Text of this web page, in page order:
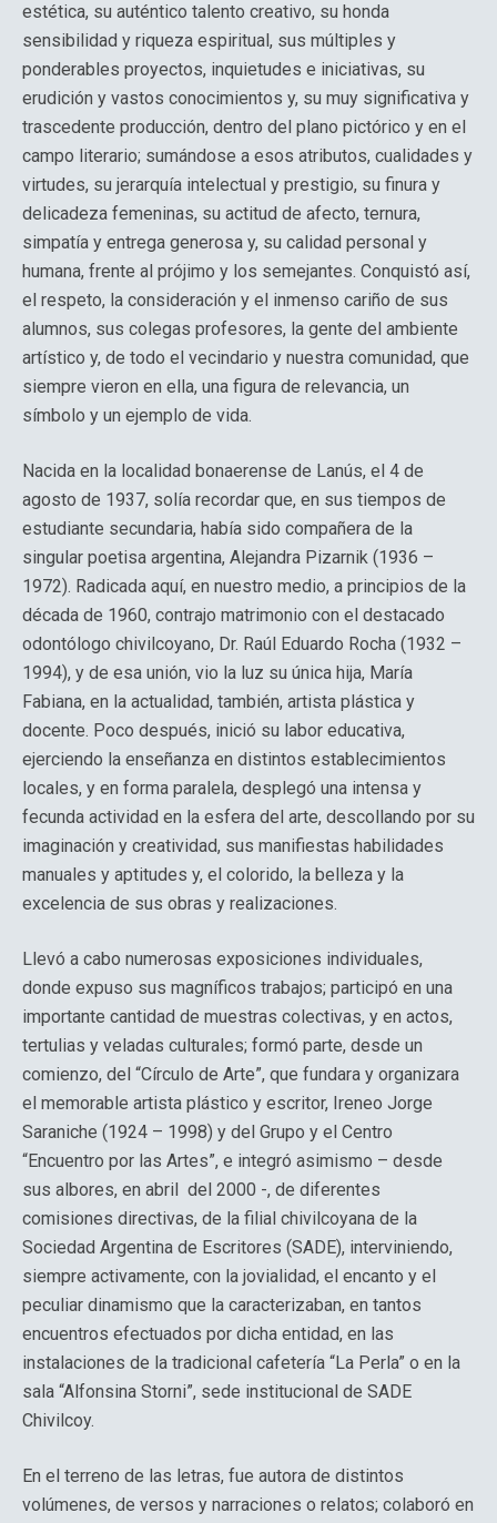
estética, su auténtico talento creativo, su honda
sensibilidad y riqueza espiritual, sus múltiples y
ponderables proyectos, inquietudes e iniciativas, su
erudición y vastos conocimientos y, su muy significativa y
trascedente producción, dentro del plano pictórico y en el
campo literario; sumándose a esos atributos, cualidades y
virtudes, su jerarquía intelectual y prestigio, su finura y
delicadeza femeninas, su actitud de afecto, ternura,
simpatía y entrega generosa y, su calidad personal y
humana, frente al prójimo y los semejantes. Conquistó así,
el respeto, la consideración y el inmenso cariño de sus
alumnos, sus colegas profesores, la gente del ambiente
artístico y, de todo el vecindario y nuestra comunidad, que
siempre vieron en ella, una figura de relevancia, un
símbolo y un ejemplo de vida.
Nacida en la localidad bonaerense de Lanús, el 4 de
agosto de 1937, solía recordar que, en sus tiempos de
estudiante secundaria, había sido compañera de la
singular poetisa argentina, Alejandra Pizarnik (1936 –
1972). Radicada aquí, en nuestro medio, a principios de la
década de 1960, contrajo matrimonio con el destacado
odontólogo chivilcoyano, Dr. Raúl Eduardo Rocha (1932 –
1994), y de esa unión, vio la luz su única hija, María
Fabiana, en la actualidad, también, artista plástica y
docente. Poco después, inició su labor educativa,
ejerciendo la enseñanza en distintos establecimientos
locales, y en forma paralela, desplegó una intensa y
fecunda actividad en la esfera del arte, descollando por su
imaginación y creatividad, sus manifiestas habilidades
manuales y aptitudes y, el colorido, la belleza y la
excelencia de sus obras y realizaciones.
Llevó a cabo numerosas exposiciones individuales,
donde expuso sus magníficos trabajos; participó en una
importante cantidad de muestras colectivas, y en actos,
tertulias y veladas culturales; formó parte, desde un
comienzo, del “Círculo de Arte”, que fundara y organizara
el memorable artista plástico y escritor, Ireneo Jorge
Saraniche (1924 – 1998) y del Grupo y el Centro
“Encuentro por las Artes”, e integró asimismo – desde
sus albores, en abril del 2000 -, de diferentes
comisiones directivas, de la filial chivilcoyana de la
Sociedad Argentina de Escritores (SADE), interviniendo,
siempre activamente, con la jovialidad, el encanto y el
peculiar dinamismo que la caracterizaban, en tantos
encuentros efectuados por dicha entidad, en las
instalaciones de la tradicional cafetería “La Perla” o en la
sala “Alfonsina Storni”, sede institucional de SADE
Chivilcoy.
En el terreno de las letras, fue autora de distintos
volúmenes, de versos y narraciones o relatos; colaboró en